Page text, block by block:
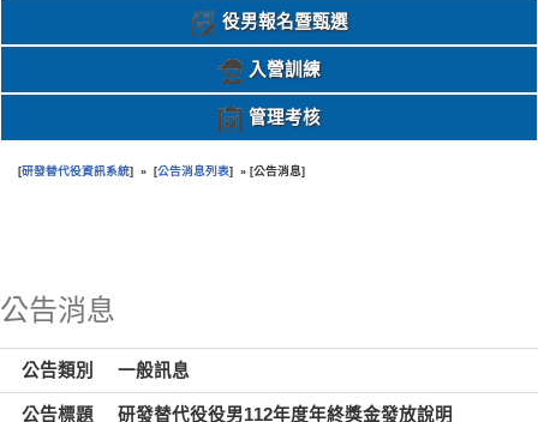
役男報名暨甄選
入營訓練
管理考核
[研發替代役資訊系統] » [公告消息列表] » [公告消息]
公告消息
公告類別 一般訊息
公告標題 研發替代役役男112年度年終獎金發放說明